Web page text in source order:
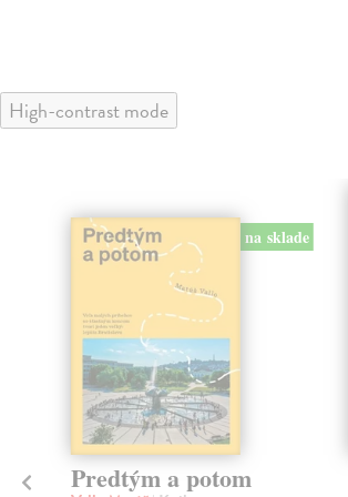
High-contrast mode
na sklade
Predtým a potom